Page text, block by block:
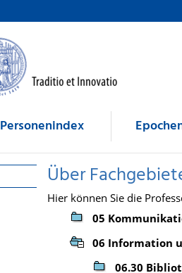
Personenindex
Über
Hier können Sie die
05
06 Information
06.30